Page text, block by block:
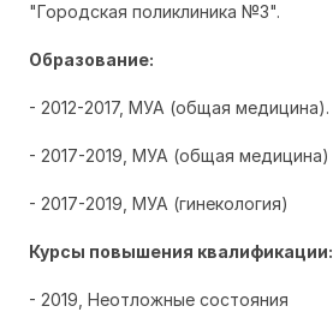
"Городская поликлиника №3".
Образование:
- 2012-2017, МУА (общая медицина).
- 2017-2019, МУА (общая медицина)
- 2017-2019, МУА (гинекология)
Курсы повышения квалификации:
- 2019, Неотложные состояния